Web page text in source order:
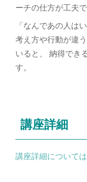
ーチの仕方が工夫
「なんであの人は
考え方や行動が違
いると、 納得でき
す。
講座詳細
講座詳細について